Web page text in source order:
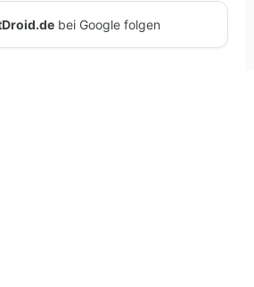
bei Google folgen